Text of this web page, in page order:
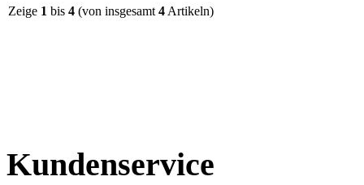
Zeige 1 bis 4 (von insgesamt 4 Artikeln)
Kundenservice